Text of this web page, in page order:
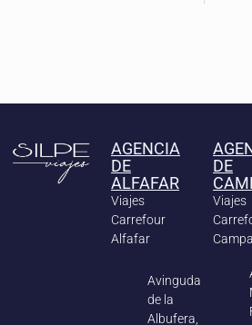
AGENCIA
DE
ALFAFAR
Viajes
Carrefour
Alfafar
Avinguda
de la
Albufera,
DE
Viajes